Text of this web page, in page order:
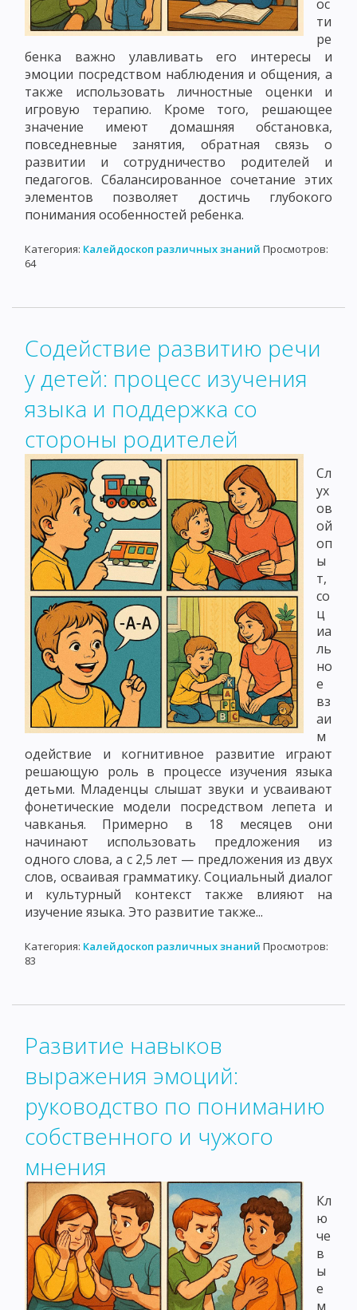
ос
ти
ре
бенка важно улавливать его интересы и
эмоции посредством наблюдения и общения, а
также использовать личностные оценки и
игровую терапию. Кроме того, решающее
значение имеют домашняя обстановка,
повседневные занятия, обратная связь о
развитии и сотрудничество родителей и
педагогов. Сбалансированное сочетание этих
элементов позволяет достичь глубокого
понимания особенностей ребенка.
Категория: Калейдоскоп различных знаний Просмотров:
64
Содействие развитию речи
у детей: процесс изучения
языка и поддержка со
стороны родителей
Сл
ух
ов
ой
оп
ы
т,
со
ц
иа
ль
но
е
вз
аи
м
одействие и когнитивное развитие играют
решающую роль в процессе изучения языка
детьми. Младенцы слышат звуки и усваивают
фонетические модели посредством лепета и
чавканья. Примерно в 18 месяцев они
начинают использовать предложения из
одного слова, а с 2,5 лет — предложения из двух
слов, осваивая грамматику. Социальный диалог
и культурный контекст также влияют на
изучение языка. Это развитие также...
Категория: Калейдоскоп различных знаний Просмотров:
83
Развитие навыков
выражения эмоций:
руководство по пониманию
собственного и чужого
мнения
Кл
ю
че
в
ы
е
м